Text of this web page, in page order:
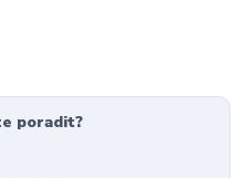
poradit?